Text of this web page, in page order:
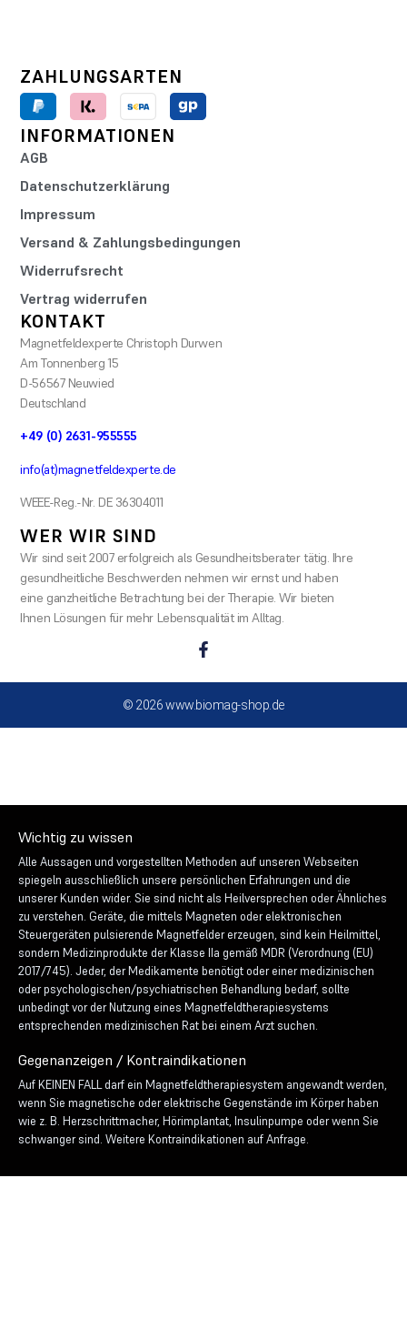
ZAHLUNGSARTEN
INFORMATIONEN
AGB
Datenschutzerklärung
Impressum
Versand & Zahlungsbedingungen
Widerrufsrecht
Vertrag widerrufen
KONTAKT
Magnetfeldexperte Christoph Durwen
Am Tonnenberg 15
D-56567 Neuwied
Deutschland
+49 (0) 2631-955555
info(at)magnetfeldexperte.de
WEEE-Reg.-Nr. DE 36304011
WER WIR SIND
Wir sind seit 2007 erfolgreich als Gesundheitsberater tätig. Ihre
gesundheitliche Beschwerden nehmen wir ernst und haben
eine ganzheitliche Betrachtung bei der Therapie. Wir bieten
Ihnen Lösungen für mehr Lebensqualität im Alltag.
© 2026 www.biomag-shop.de
Wichtig zu wissen
Alle Aussagen und vorgestellten Methoden auf unseren Webseiten
spiegeln ausschließlich unsere persönlichen Erfahrungen und die
unserer Kunden wider. Sie sind nicht als Heilversprechen oder Ähnliches
zu verstehen. Geräte, die mittels Magneten oder elektronischen
Steuergeräten pulsierende Magnetfelder erzeugen, sind kein Heilmittel,
sondern Medizinprodukte der Klasse IIa gemäß MDR (Verordnung (EU)
2017/745). Jeder, der Medikamente benötigt oder einer medizinischen
oder psychologischen/psychiatrischen Behandlung bedarf, sollte
unbedingt vor der Nutzung eines Magnetfeldtherapiesystems
entsprechenden medizinischen Rat bei einem Arzt suchen.
Gegenanzeigen / Kontraindikationen
Auf KEINEN FALL darf ein Magnetfeldtherapiesystem angewandt werden,
wenn Sie magnetische oder elektrische Gegenstände im Körper haben
wie z. B. Herzschrittmacher, Hörimplantat, Insulinpumpe oder wenn Sie
schwanger sind. Weitere Kontraindikationen auf Anfrage.